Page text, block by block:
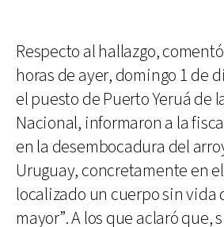
Respecto al hallazgo,
horas de ayer, domingo 1 de
el puesto de Puerto Yeruá de
Nacional, informaron a la
en la desembocadura del
Uruguay, concretamente en
localizado un cuerpo sin vida
mayor”. A los que aclaró que,